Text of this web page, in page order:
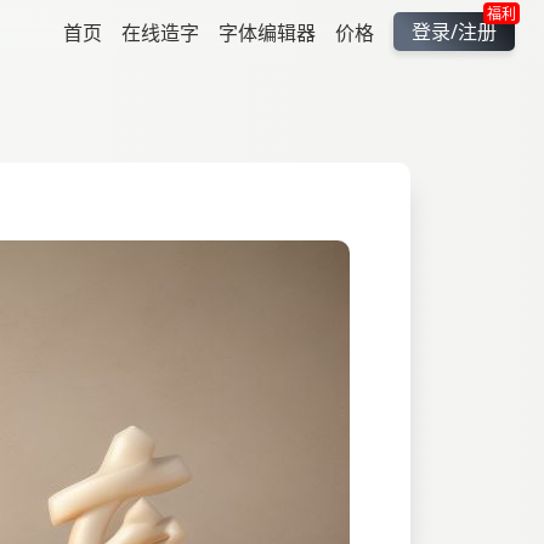
首页 在线造字 字体编辑器 价格
福利
登录/注册